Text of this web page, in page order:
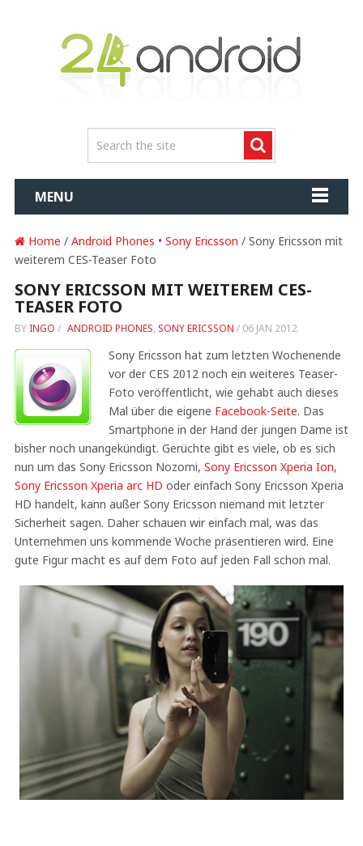
MENU
Home / Android Phones • Sony Ericsson / Sony Ericsson mit
weiterem CES-Teaser Foto
SONY ERICSSON MIT WEITEREM CES-
TEASER FOTO
BY INGO / ANDROID PHONES, SONY ERICSSON / 06 JAN 2012
Sony Ericsson hat zum letzten Wochenende
vor der CES 2012 noch ein weiteres Teaser-
Foto veröffentlicht, wie gehabt auch dieses
Mal über die eigene Facebook-Seite. Das
Smartphone in der Hand der jungen Dame ist
bisher noch unangekündigt. Gerüchte gibt es viele, ob es sich
nun um das Sony Ericsson Nozomi, Sony Ericsson Xperia Ion,
Sony Ericsson Xperia arc HD oder einfach Sony Ericsson Xperia
HD handelt, kann außer Sony Ericsson niemand mit letzter
Sicherheit sagen. Daher schauen wir einfach mal, was das
Unternehmen uns kommende Woche präsentieren wird. Eine
gute Figur macht es auf dem Foto auf jeden Fall schon mal.